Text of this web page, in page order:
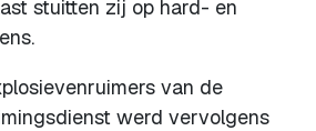
stuitten zij op hard- en
van de
werd vervolgens